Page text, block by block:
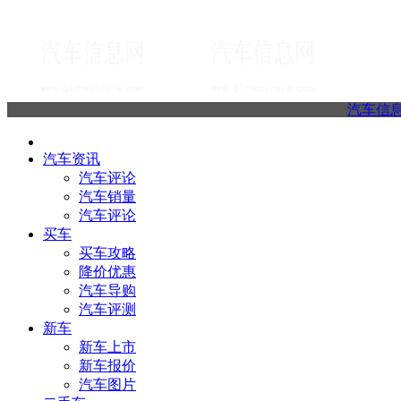
汽车信
汽车资讯
汽车评论
汽车销量
汽车评论
买车
买车攻略
降价优惠
汽车导购
汽车评测
新车
新车上市
新车报价
汽车图片